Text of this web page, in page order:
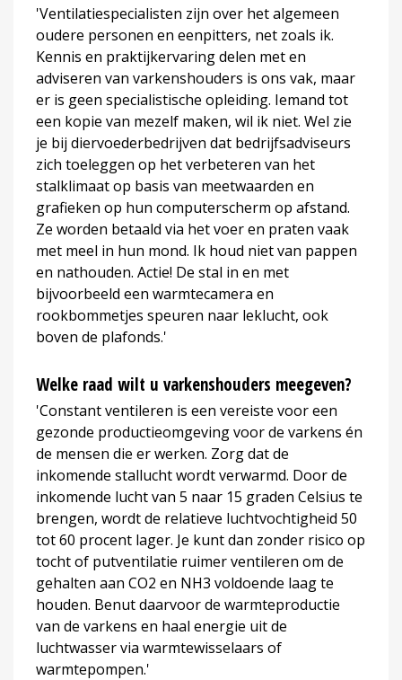
'Ventilatiespecialisten zijn over het algemeen
oudere personen en eenpitters, net zoals ik.
Kennis en praktijkervaring delen met en
adviseren van varkenshouders is ons vak, maar
er is geen specialistische opleiding. Iemand tot
een kopie van mezelf maken, wil ik niet. Wel zie
je bij diervoederbedrijven dat bedrijfsadviseurs
zich toeleggen op het verbeteren van het
stalklimaat op basis van meetwaarden en
grafieken op hun computerscherm op afstand.
Ze worden betaald via het voer en praten vaak
met meel in hun mond. Ik houd niet van pappen
en nathouden. Actie! De stal in en met
bijvoorbeeld een warmtecamera en
rookbommetjes speuren naar leklucht, ook
boven de plafonds.'
Welke raad wilt u varkenshouders meegeven?
'Constant ventileren is een vereiste voor een
gezonde productieomgeving voor de varkens én
de mensen die er werken. Zorg dat de
inkomende stallucht wordt verwarmd. Door de
inkomende lucht van 5 naar 15 graden Celsius te
brengen, wordt de relatieve luchtvochtigheid 50
tot 60 procent lager. Je kunt dan zonder risico op
tocht of putventilatie ruimer ventileren om de
gehalten aan CO2 en NH3 voldoende laag te
houden. Benut daarvoor de warmteproductie
van de varkens en haal energie uit de
luchtwasser via warmtewisselaars of
warmtepompen.'